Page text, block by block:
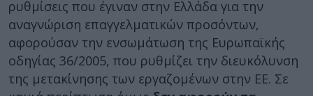
ρυθμίσεις που έγιναν στην Ελλάδα για την
αναγνώριση επαγγελματικών προσόντων,
αφορούσαν την ενσωμάτωση της Ευρωπαϊκής
οδηγίας 36/2005, που ρυθμίζει την διευκόλυνση
της μετακίνησης των εργαζομένων στην ΕΕ. Σε